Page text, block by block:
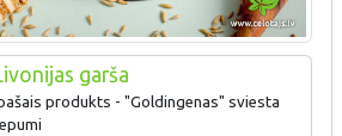
garša
produkts - "Goldingenas" sviesta